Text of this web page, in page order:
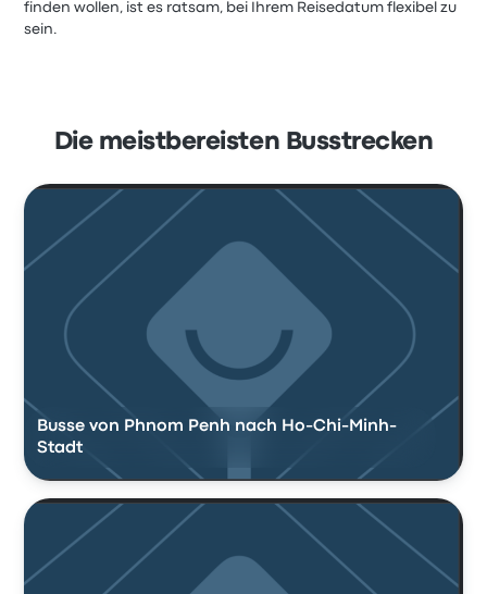
finden wollen, ist es ratsam, bei Ihrem Reisedatum flexibel zu
sein.
Die meistbereisten Busstrecken
Busse von Phnom Penh nach Ho-Chi-Minh-
Stadt